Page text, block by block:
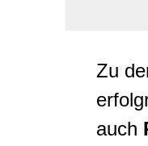
Zu
auch